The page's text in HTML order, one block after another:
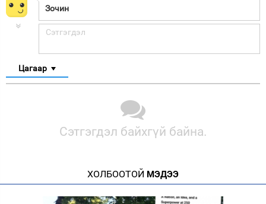
Цагаар
Сэтгэгдэл байхгүй байна.
ХОЛБООТОЙ МЭДЭЭ